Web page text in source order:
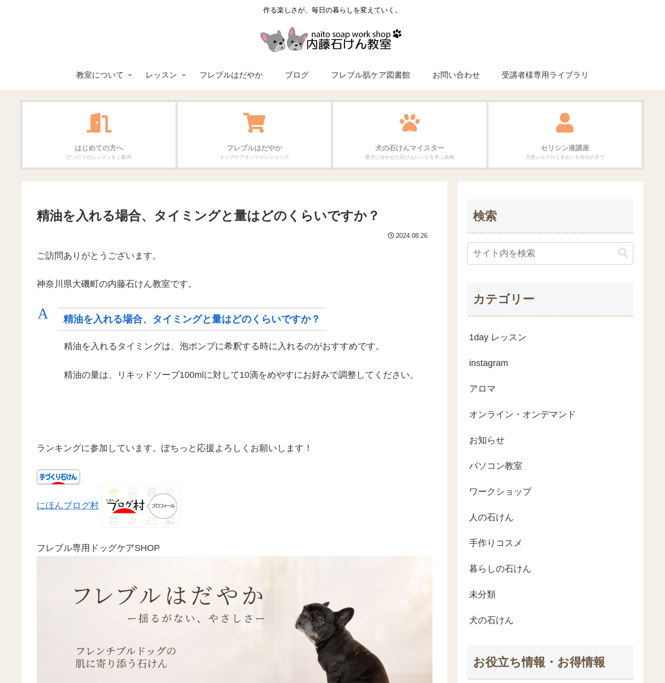
作る楽しさが、毎日の暮らしを変えていく。
教室について レッスン フレブルはだやか ブログ フレブル肌ケア図書館 お問い合わせ 受講者様専用ライブラリ
はじめての方へ
ぴったりのレッスンをご案内
フレブルはだやか
ドッグケアオンラインショップ
犬の石けんマイスター
愛犬に合わせた石けんレシピを学ぶ資格
セリシン液講座
天然シルクのうるおいを自分の手で
精油を入れる場合、タイミングと量はどのくらいですか？
2024.08.26
ご訪問ありがとうございます。
神奈川県大磯町の内藤石けん教室です。
A 精油を入れる場合、タイミングと量はどのくらいですか？
精油を入れるタイミングは、泡ポンプに希釈する時に入れるのがおすすめです。
精油の量は、リキッドソープ100mlに対して10滴をめやすにお好みで調整してください。
ランキングに参加しています。ぽちっと応援よろしくお願いします！
にほんブログ村
フレブル専用ドッグケアSHOP
検索
カテゴリー
1day レッスン
instagram
アロマ
オンライン・オンデマンド
お知らせ
パソコン教室
ワークショップ
人の石けん
手作りコスメ
暮らしの石けん
未分類
犬の石けん
お役立ち情報・お得情報